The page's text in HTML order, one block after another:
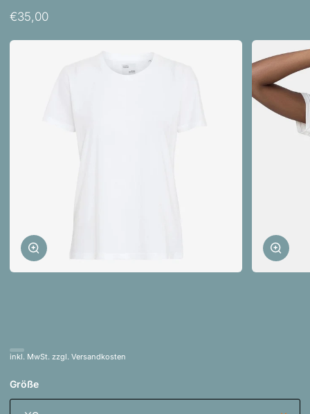
€35,00
inkl. MwSt. zzgl. Versandkosten
Größe